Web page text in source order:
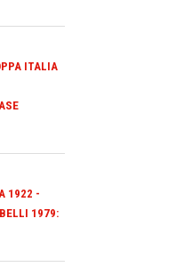
ITALIA
1922 -
1979: